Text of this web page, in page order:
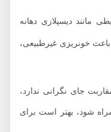
دیسپلازی دهانه
غیرطبیعی،
جای نگرانی ندارد،
شود، بهتر است برای